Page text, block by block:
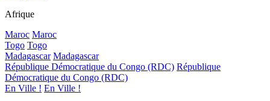
Afrique
Maroc Maroc
Togo Togo
Madagascar Madagascar
République Démocratique du Congo (RDC) République
Démocratique du Congo (RDC)
En Ville ! En Ville !